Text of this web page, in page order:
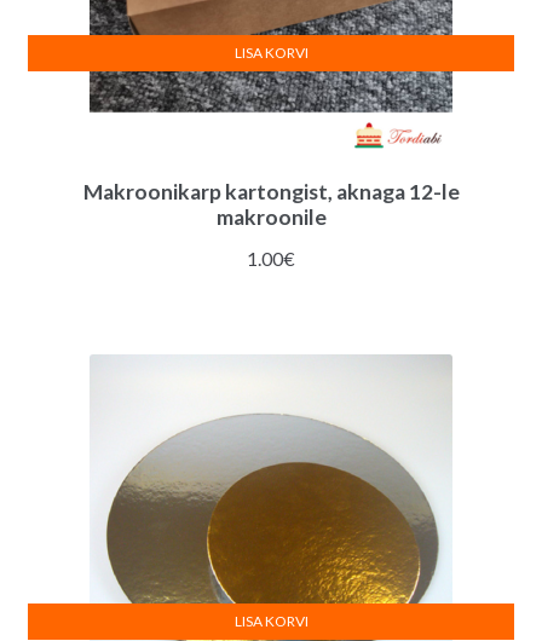
Makroonikarp kartongist, aknaga 12-le
makroonile
1.00€
LISA KORVI
LISA KORVI